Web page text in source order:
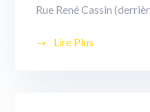
Rue René Cassin
Lire Plus